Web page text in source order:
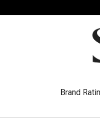
Brand